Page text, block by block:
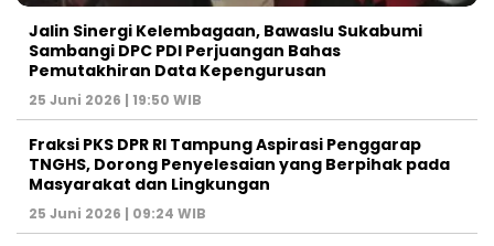
Jalin Sinergi Kelembagaan, Bawaslu Sukabumi
Sambangi DPC PDI Perjuangan Bahas
Pemutakhiran Data Kepengurusan
25 Juni 2026 | 19:50 WIB
‎Fraksi PKS DPR RI Tampung Aspirasi Penggarap
TNGHS, Dorong Penyelesaian yang Berpihak pada
Masyarakat dan Lingkungan‎
25 Juni 2026 | 09:24 WIB